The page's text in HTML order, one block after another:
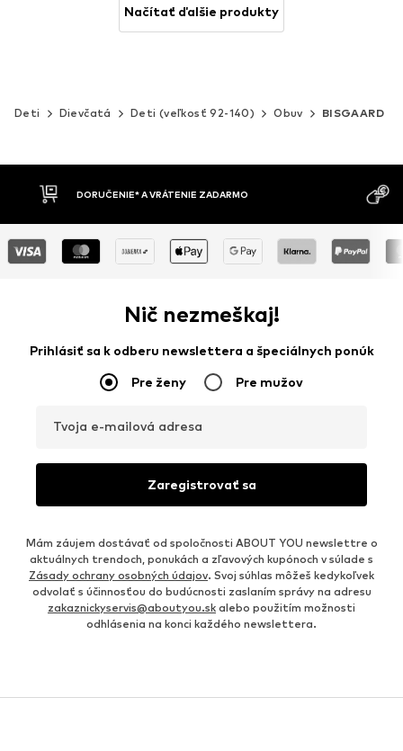
Načítať ďalšie produkty
Deti Dievčatá Deti (veľkosť 92-140) Obuv BISGAARD
DOBIERKA
MOŽNOSŤ
Nič nezmeškaj!
Prihlásiť sa k odberu newslettera a špeciálnych ponúk
Pre ženy Pre mužov
Tvoja e-mailová adresa
Zaregistrovať sa
Mám záujem dostávať od spoločnosti ABOUT YOU newslettre o
aktuálnych trendoch, ponukách a zľavových kupónoch v súlade s
Zásady ochrany osobných údajov. Svoj súhlas môžeš kedykoľvek
odvolať s účinnosťou do budúcnosti zaslaním správy na adresu
zakaznickyservis@aboutyou.sk alebo použitím možnosti
odhlásenia na konci každého newslettera.